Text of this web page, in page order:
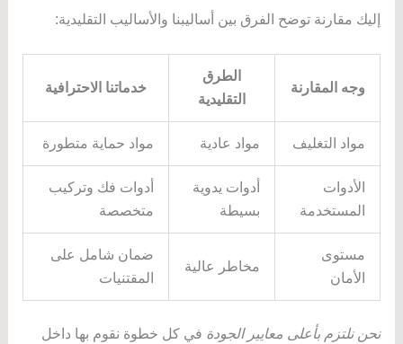
إليك مقارنة توضح الفرق بين أساليبنا والأساليب التقليدية:
وجه المقارنة
الطرق
التقليدية
خدماتنا الاحترافية
مواد التغليف مواد عادية مواد حماية متطورة
الأدوات
المستخدمة
أدوات يدوية
بسيطة
أدوات فك وتركيب
متخصصة
مستوى
الأمان
مخاطر عالية
ضمان شامل على
المقتنيات
نحن نلتزم بأعلى معايير الجودة في كل خطوة نقوم بها داخل